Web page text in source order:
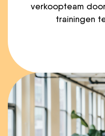
verkoopteam
trainingen